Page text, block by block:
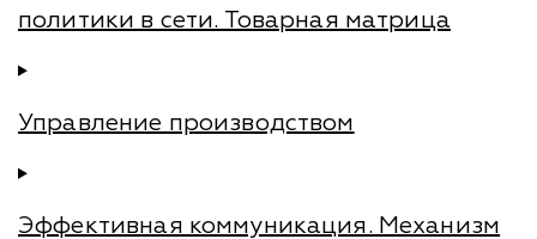
политики в сети. Товарная матрица
Управление производством
Эффективная коммуникация. Механизм